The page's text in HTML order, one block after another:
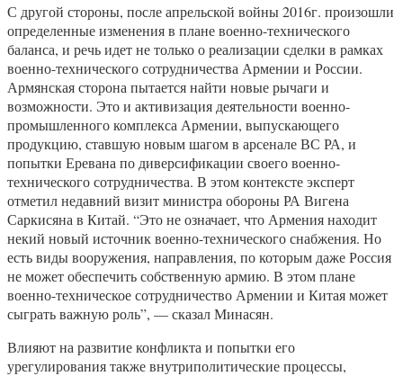
С другой стороны, после апрельской войны 2016г. произошли
определенные изменения в плане военно-технического
баланса, и речь идет не только о реализации сделки в рамках
военно-технического сотрудничества Армении и России.
Армянская сторона пытается найти новые рычаги и
возможности. Это и активизация деятельности военно-
промышленного комплекса Армении, выпускающего
продукцию, ставшую новым шагом в арсенале ВС РА, и
попытки Еревана по диверсификации своего военно-
технического сотрудничества. В этом контексте эксперт
отметил недавний визит министра обороны РА Вигена
Саркисяна в Китай. “Это не означает, что Армения находит
некий новый источник военно-технического снабжения. Но
есть виды вооружения, направления, по которым даже Россия
не может обеспечить собственную армию. В этом плане
военно-техническое сотрудничество Армении и Китая может
сыграть важную роль”, — сказал Минасян.
Влияют на развитие конфликта и попытки его
урегулирования также внутриполитические процессы,